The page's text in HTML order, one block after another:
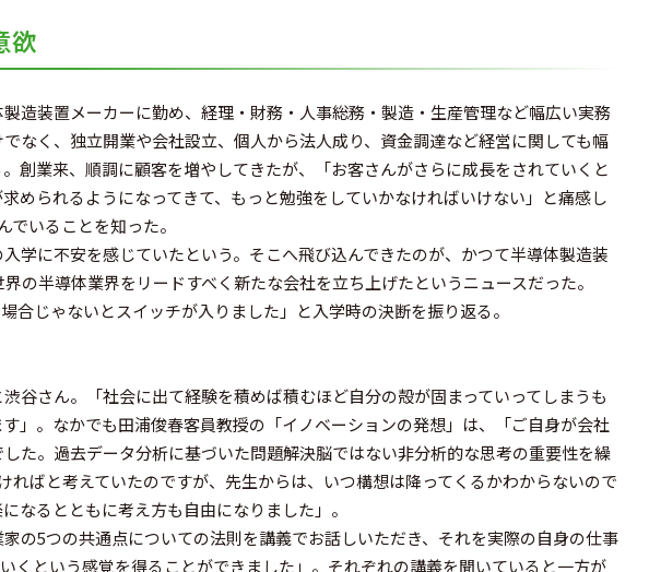
欲
造装置メーカーに勤め、経理・財務・人事総務・製造・生産管理など幅広い実務
なく、独立開業や会社設立、個人から法人成り、資金調達など経営に関しても幅
創業来、順調に顧客を増やしてきたが、「お客さんがさらに成長をされていくと
められるようになってきて、もっと勉強をしていかなければいけない」と痛感し
いることを知った。
学に不安を感じていたという。そこへ飛び込んできたのが、かつて半導体製造装
の半導体業界をリードすべく新たな会社を立ち上げたというニュースだった。
合じゃないとスイッチが入りました」と入学時の決断を振り返る。
谷さん。「社会に出て経験を積めば積むほど自分の殻が固まっていってしまうも
」。なかでも田浦俊春客員教授の「イノベーションの発想」は、「ご自身が会社
た。過去データ分析に基づいた問題解決脳ではない非分析的な思考の重要性を繰
ばと考えていたのですが、先生からは、いつ構想は降ってくるかわからないので
なるとともに考え方も自由になりました」。
の5つの共通点についての法則を講義でお話しいただき、それを実際の自身の仕事
くという感覚を得ることができました」。それぞれの講義を聞いていると一方が